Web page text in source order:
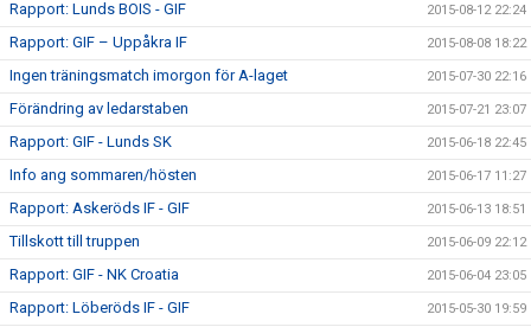
Rapport: Lunds BOIS - GIF 2015-08-12 22:24
Rapport: GIF – Uppåkra IF 2015-08-08 18:22
Ingen träningsmatch imorgon för A-laget 2015-07-30 22:16
Förändring av ledarstaben 2015-07-21 23:07
Rapport: GIF - Lunds SK 2015-06-18 22:45
Info ang sommaren/hösten 2015-06-17 11:27
Rapport: Askeröds IF - GIF 2015-06-13 18:51
Tillskott till truppen 2015-06-09 22:12
Rapport: GIF - NK Croatia 2015-06-04 23:05
Rapport: Löberöds IF - GIF 2015-05-30 19:59